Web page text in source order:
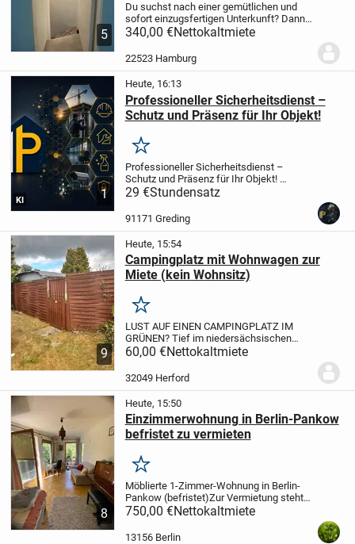
5
Du suchst nach einer gemütlichen und
sofort einzugsfertigen Unterkunft? Dann
ist dieses Zimmer vielleicht genau das
Größe: ca. 10 qm
340,00 €Nettokaltmiete
22523 Hamburg
1
KI
Heute, 16:13
Professioneller Sicherheitsdienst –
Schutz und Präsenz für Ihr Objekt!
Merken
Professioneller Sicherheitsdienst –
Schutz und Präsenz für Ihr Objekt!
Sicherheit ist Vertrauenssache. Wir bieten
Sicherheitskonzepte, um Ihr Eigentum,
Ihre Mitarbeiter und...
29 €Stundensatz
91171 Greding
9
Heute, 15:54
Campingplatz mit Wohnwagen zur
Miete (kein Wohnsitz)
Merken
LUST AUF EINEN CAMPINGPLATZ IM
GRÜNEN? Tief im niedersächsischen
Hinterland zwischen der Südheide und
Campinganlage der Familie Waßmann.
60,00 €Nettokaltmiete
32049 Herford
8
Heute, 15:50
Einzimmerwohnung in Berlin-Pankow
befristet zu vermieten
Merken
Möblierte 1-Zimmer-Wohnung in Berlin-
Pankow (befristet)Zur Vermietung steht
eine möblierte 1-Zimmer-Wohnung mit
Pankow. Die Wohnung befindet sich im 3.
750,00 €Nettokaltmiete
13156 Berlin